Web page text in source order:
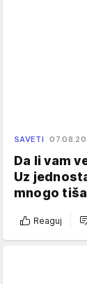
SAVETI
Da li vam
Uz
mnogo tiša
Reaguj